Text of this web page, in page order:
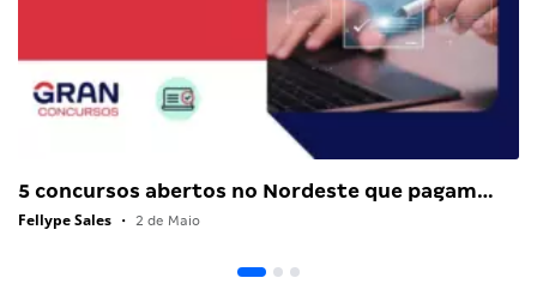
5 concursos abertos no Nordeste que pagam…
Fellype Sales • 2 de Maio